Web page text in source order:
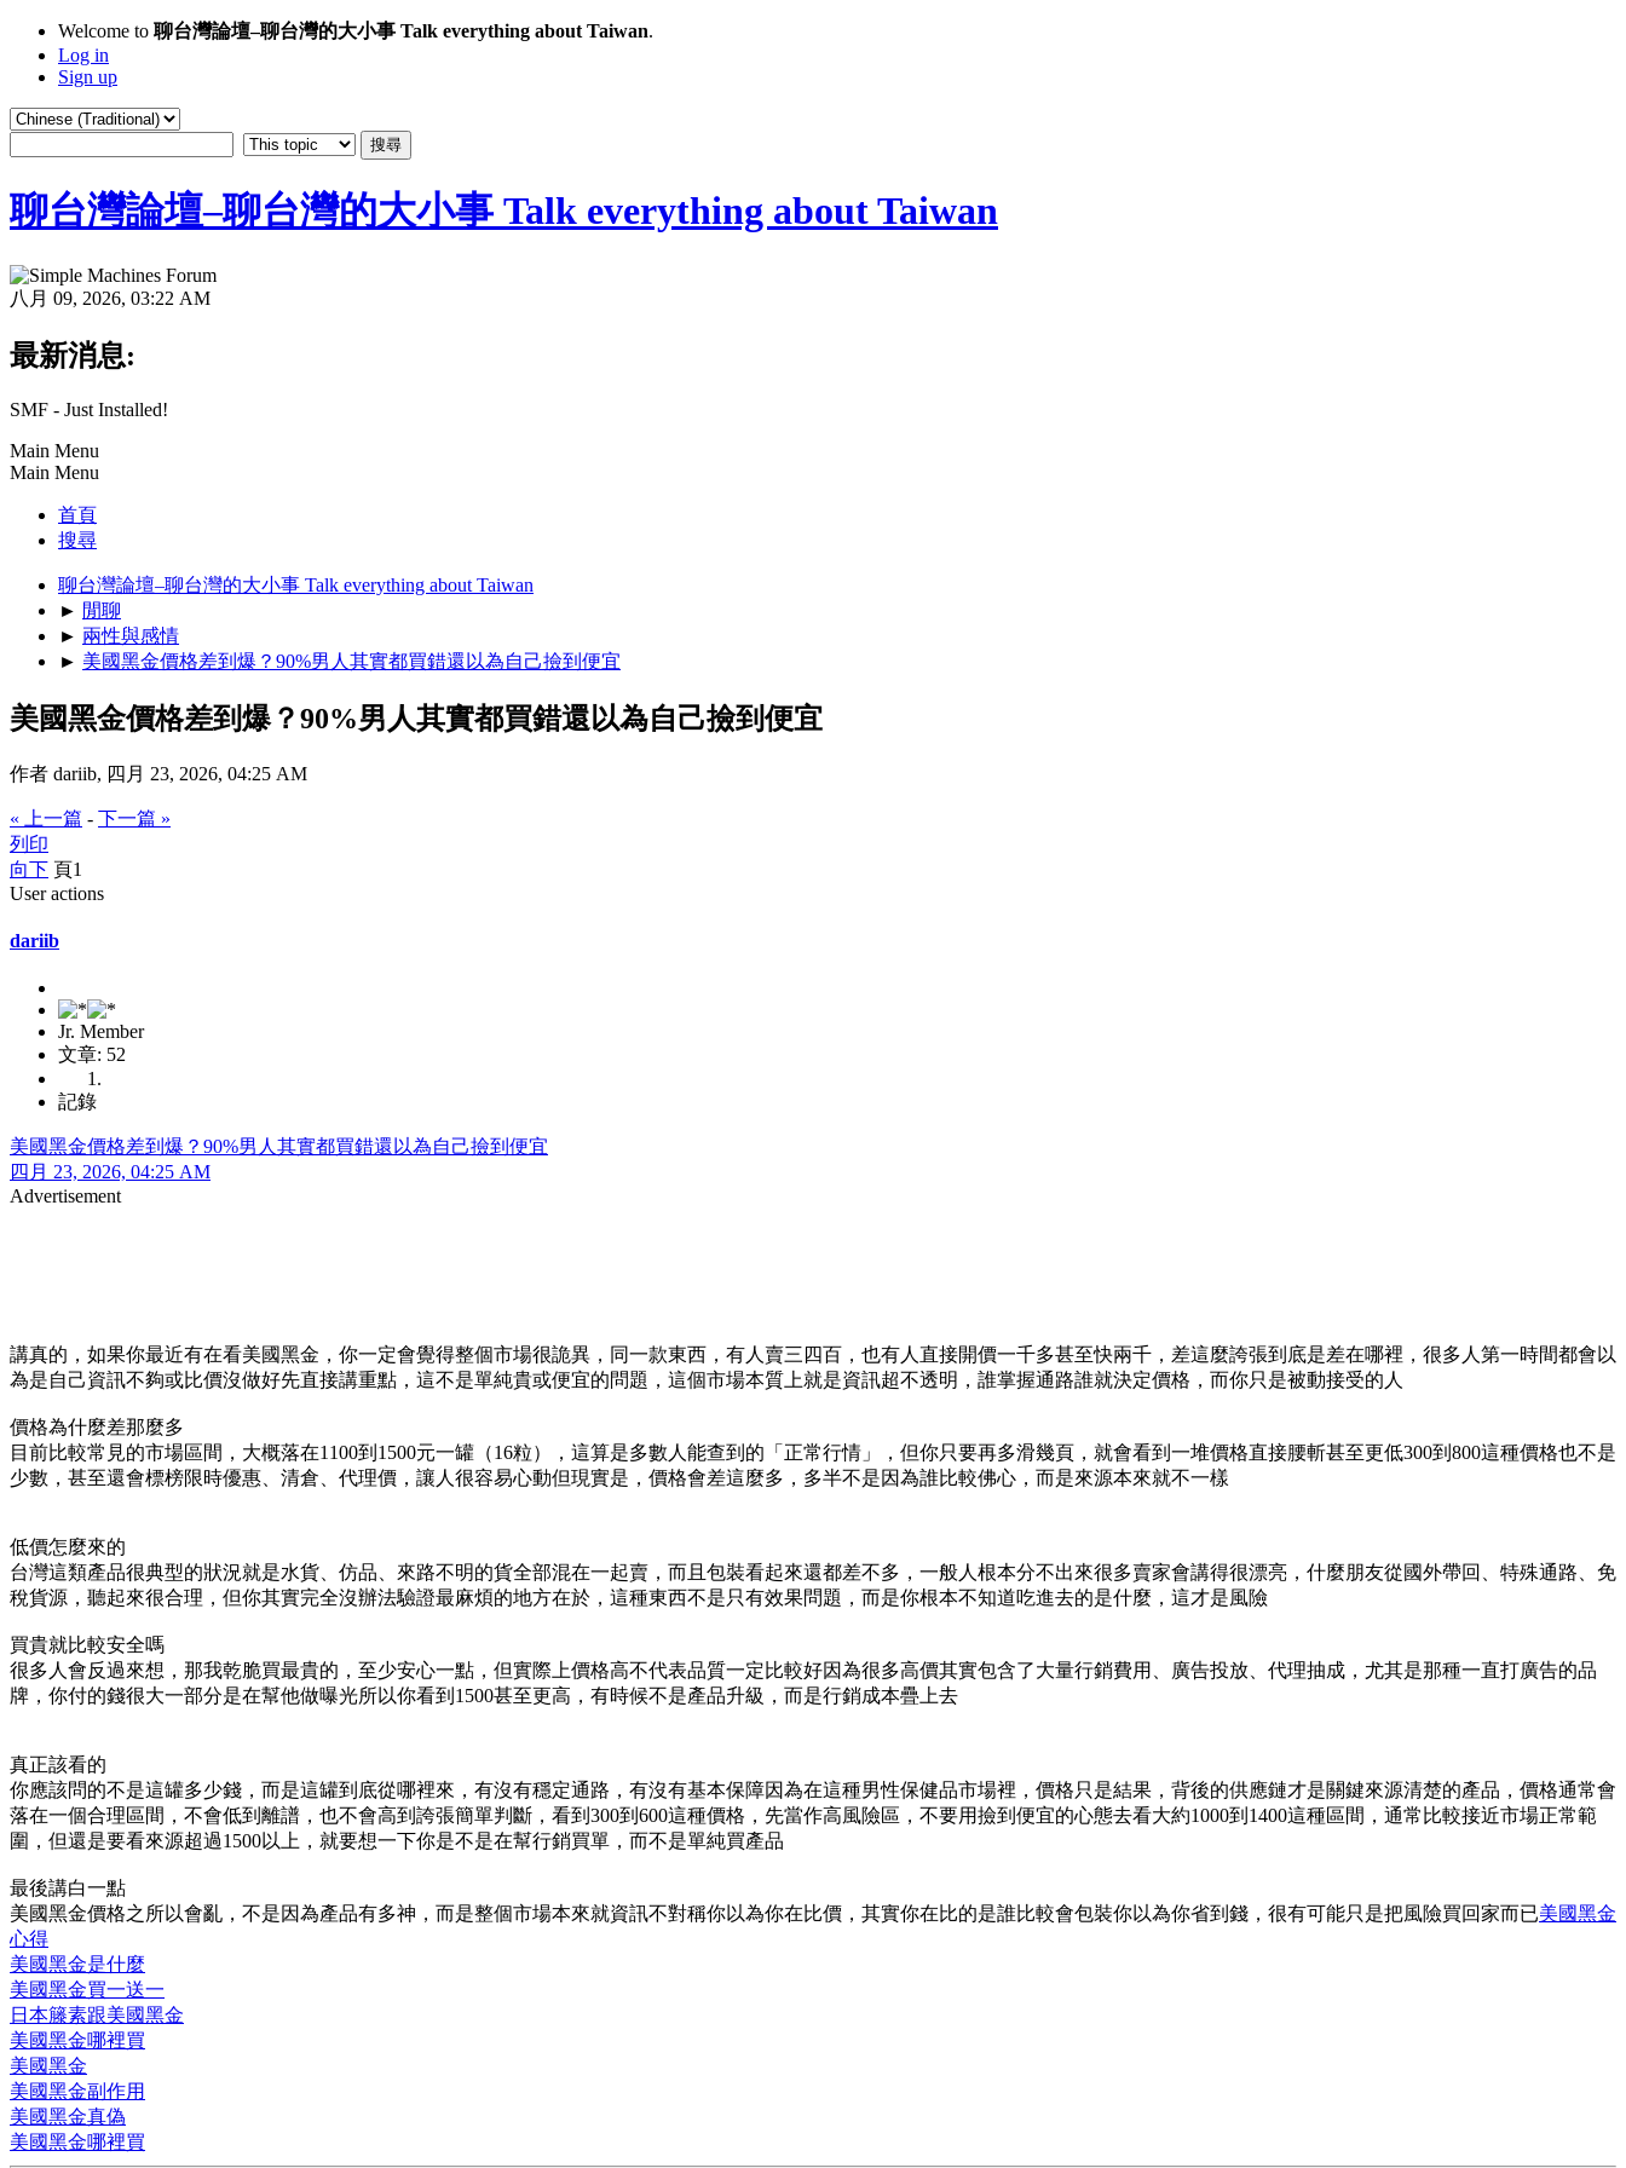
Welcome to 聊台灣論壇–聊台灣的大小事 Talk everything about Taiwan.
Log in
Sign up
聊台灣論壇–聊台灣的大小事 Talk everything about Taiwan
八月 09, 2026, 03:22 AM
最新消息:
SMF - Just Installed!
Main Menu
Main Menu
首頁
搜尋
聊台灣論壇–聊台灣的大小事 Talk everything about Taiwan
► 閒聊
► 兩性與感情
► 美國黑金價格差到爆？90%男人其實都買錯還以為自己撿到便宜
美國黑金價格差到爆？90%男人其實都買錯還以為自己撿到便宜
作者 dariib, 四月 23, 2026, 04:25 AM
« 上一篇 - 下一篇 »
列印
向下 頁1
User actions
dariib
Jr. Member
文章: 52
記錄
美國黑金價格差到爆？90%男人其實都買錯還以為自己撿到便宜
四月 23, 2026, 04:25 AM
Advertisement
講真的，如果你最近有在看美國黑金，你一定會覺得整個市場很詭異，同一款東西，有人賣三四百，也有人直接開價一千多甚至快兩千，差這麼誇張到底是差在哪裡，很多人第一時間都會以
為是自己資訊不夠或比價沒做好先直接講重點，這不是單純貴或便宜的問題，這個市場本質上就是資訊超不透明，誰掌握通路誰就決定價格，而你只是被動接受的人
價格為什麼差那麼多
目前比較常見的市場區間，大概落在1100到1500元一罐（16粒），這算是多數人能查到的「正常行情」，但你只要再多滑幾頁，就會看到一堆價格直接腰斬甚至更低300到800這種價格也不是
少數，甚至還會標榜限時優惠、清倉、代理價，讓人很容易心動但現實是，價格會差這麼多，多半不是因為誰比較佛心，而是來源本來就不一樣
低價怎麼來的
台灣這類產品很典型的狀況就是水貨、仿品、來路不明的貨全部混在一起賣，而且包裝看起來還都差不多，一般人根本分不出來很多賣家會講得很漂亮，什麼朋友從國外帶回、特殊通路、免
稅貨源，聽起來很合理，但你其實完全沒辦法驗證最麻煩的地方在於，這種東西不是只有效果問題，而是你根本不知道吃進去的是什麼，這才是風險
買貴就比較安全嗎
很多人會反過來想，那我乾脆買最貴的，至少安心一點，但實際上價格高不代表品質一定比較好因為很多高價其實包含了大量行銷費用、廣告投放、代理抽成，尤其是那種一直打廣告的品
牌，你付的錢很大一部分是在幫他做曝光所以你看到1500甚至更高，有時候不是產品升級，而是行銷成本疊上去
真正該看的
你應該問的不是這罐多少錢，而是這罐到底從哪裡來，有沒有穩定通路，有沒有基本保障因為在這種男性保健品市場裡，價格只是結果，背後的供應鏈才是關鍵來源清楚的產品，價格通常會
落在一個合理區間，不會低到離譜，也不會高到誇張簡單判斷，看到300到600這種價格，先當作高風險區，不要用撿到便宜的心態去看大約1000到1400這種區間，通常比較接近市場正常範
圍，但還是要看來源超過1500以上，就要想一下你是不是在幫行銷買單，而不是單純買產品
最後講白一點
美國黑金價格之所以會亂，不是因為產品有多神，而是整個市場本來就資訊不對稱你以為你在比價，其實你在比的是誰比較會包裝你以為你省到錢，很有可能只是把風險買回家而已美國黑金
心得
美國黑金是什麼
美國黑金買一送一
日本籐素跟美國黑金
美國黑金哪裡買
美國黑金
美國黑金副作用
美國黑金真偽
美國黑金哪裡買